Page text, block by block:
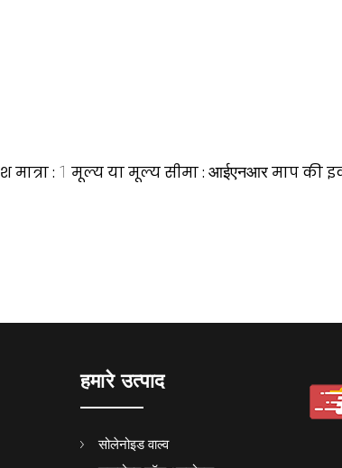
: 1 मूल्य या मूल्य सीमा : आईएनआरमाप की
हमारे उत्पाद
सोलेनोइड वाल्व